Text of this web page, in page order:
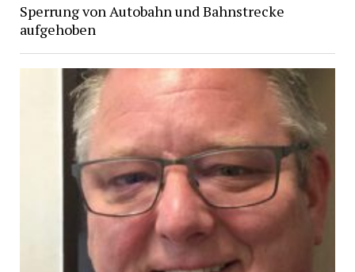
Sperrung von Autobahn und Bahnstrecke
aufgehoben